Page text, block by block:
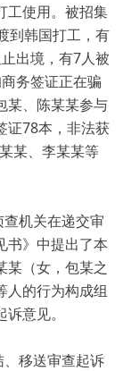
工使用。被招集
到韩国打工，有
出境，有7人被
务签证正在骗
某、陈某某参与
证78本，非法获
某、李某某等
机关在递交审
书》中提出了本
某（女，包某之
人的行为构成组
意见。
移送审查起诉